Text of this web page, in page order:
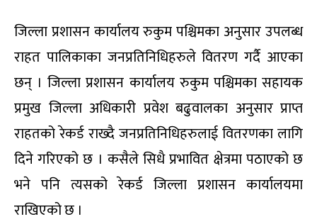
जिल्ला प्रशासन कार्यालय रुकुम पश्चिमका अनुसार उपलब्ध
राहत पालिकाका जनप्रतिनिधिहरुले वितरण गर्दै आएका
छन् । जिल्ला प्रशासन कार्यालय रुकुम पश्चिमका सहायक
प्रमुख जिल्ला अधिकारी प्रवेश बढुवालका अनुसार प्राप्त
राहतको रेकर्ड राख्दै जनप्रतिनिधिहरुलाई वितरणका लागि
दिने गरिएको छ । कसैले सिधै प्रभावित क्षेत्रमा पठाएको छ
भने पनि त्यसको रेकर्ड जिल्ला प्रशासन कार्यालयमा
राखिएको छ ।